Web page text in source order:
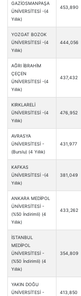
GAZİOSMANPAŞA
ÜNİVERSİTESİ -(4
Yıllık)
453,890
YOZGAT BOZOK
ÜNİVERSİTESİ -(4
Yıllık)
444,056
AĞRI İBRAHİM
ÇEÇEN
ÜNİVERSİTESİ -(4
Yıllık)
437,432
KIRKLARELİ
ÜNİVERSİTESİ -(4
Yıllık)
476,952
AVRASYA
ÜNİVERSİTESİ -
(Burslu) (4 Yıllık)
431,977
KAFKAS
ÜNİVERSİTESİ -(4
Yıllık)
381,049
ANKARA MEDİPOL
ÜNİVERSİTESİ -
(%50 İndirimli) (4
Yıllık)
433,262
İSTANBUL
MEDİPOL
ÜNİVERSİTESİ -
(%50 İndirimli) (4
Yıllık)
354,809
YAKIN DOĞU
ÜNİVERSİTESİ -
413,850